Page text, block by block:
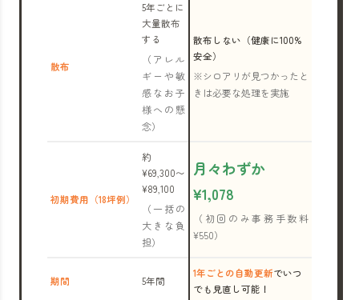
散布
5年ごとに
大量散布
する
（アレル
ギーや敏
感なお子
様への懸
念）
散布しない（健康に100%
安全）
※シロアリが見つかったと
きは必要な処理を実施
初期費用（18坪例）
約
¥69,300〜
¥89,100
（一括の
大きな負
担）
月々わずか
¥1,078
（初回のみ事務手数料
¥550）
期間 5年間
1年ごとの自動更新でいつ
でも見直し可能！